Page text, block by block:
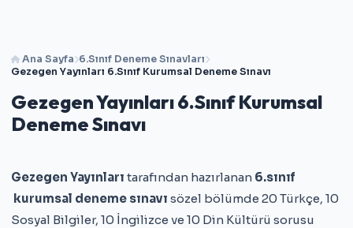
Ana Sayfa 6.Sınıf Deneme Sınavları
Gezegen Yayınları 6.Sınıf Kurumsal Deneme Sınavı
Gezegen Yayınları 6.Sınıf Kurumsal
Deneme Sınavı
Gezegen Yayınları tarafından hazırlanan 6.sınıf
kurumsal deneme sınavı sözel bölümde 20 Türkçe, 10
Sosyal Bilgiler, 10 İngilizce ve 10 Din Kültürü sorusu